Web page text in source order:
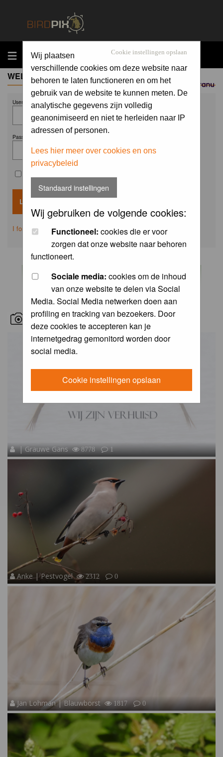
MENU
Sponsored by
Cookie instellingen opslaan
Wij plaatsen
verschillende cookies om deze website naar
behoren te laten functioneren en om het
gebruik van de website te kunnen meten. De
analytische gegevens zijn volledig
geanonimiseerd en niet te herleiden naar IP
adressen of personen.
Lees hier meer over cookies en ons
privacybeleid
Standaard instellingen
Wij gebruiken de volgende cookies:
Functioneel: cookies die er voor
zorgen dat onze website naar behoren
functioneert.
Sociale media: cookies om de inhoud
van onze website te delen via Social
Media. Social Media netwerken doen aan
profiling en tracking van bezoekers. Door
deze cookies te accepteren kan je
internetgedrag gemonitord worden door
social media.
Cookie instellingen opslaan
WELCOME GUEST
Username:
Password:
I forgot my password
RECENT BIRD PICS
| Grauwe Gans 8778 1
Anke | Pestvogel 2312 0
Jan Lohman | Blauwborst 1817 0